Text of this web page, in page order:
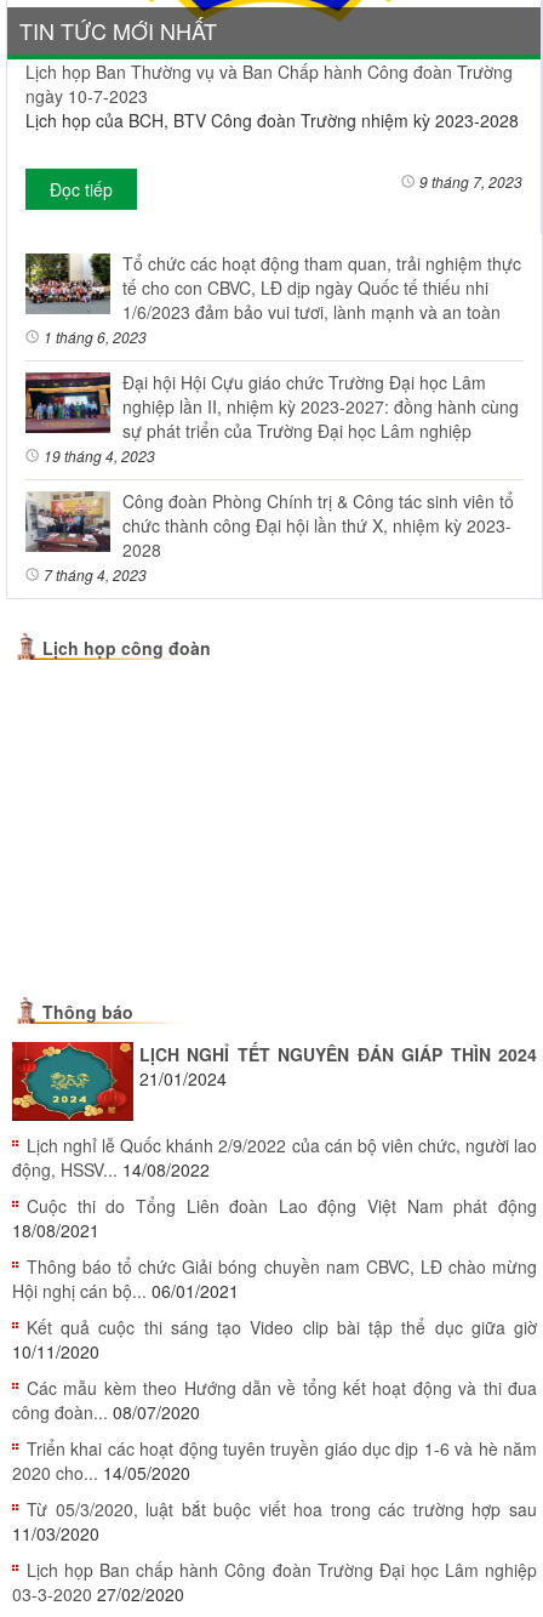
TIN TỨC MỚI NHẤT
Lịch họp Ban Thường vụ và Ban Chấp hành Công đoàn Trường
ngày 10-7-2023
Lịch họp của BCH, BTV Công đoàn Trường nhiệm kỳ 2023-2028
Đọc tiếp 9 tháng 7, 2023
Tổ chức các hoạt động tham quan, trải nghiệm thực
tế cho con CBVC, LĐ dịp ngày Quốc tế thiếu nhi
1/6/2023 đảm bảo vui tươi, lành mạnh và an toàn
1 tháng 6, 2023
Đại hội Hội Cựu giáo chức Trường Đại học Lâm
nghiệp lần II, nhiệm kỳ 2023-2027: đồng hành cùng
sự phát triển của Trường Đại học Lâm nghiệp
19 tháng 4, 2023
Công đoàn Phòng Chính trị & Công tác sinh viên tổ
chức thành công Đại hội lần thứ X, nhiệm kỳ 2023-
2028
7 tháng 4, 2023
Lịch họp công đoàn
Thông báo
LỊCH NGHỈ TẾT NGUYÊN ĐÁN GIÁP THÌN 2024
21/01/2024
Lịch nghỉ lễ Quốc khánh 2/9/2022 của cán bộ viên chức, người lao
động, HSSV... 14/08/2022
Cuộc thi do Tổng Liên đoàn Lao động Việt Nam phát động
18/08/2021
Thông báo tổ chức Giải bóng chuyền nam CBVC, LĐ chào mừng
Hội nghị cán bộ... 06/01/2021
Kết quả cuộc thi sáng tạo Video clip bài tập thể dục giữa giờ
10/11/2020
Các mẫu kèm theo Hướng dẫn về tổng kết hoạt động và thi đua
công đoàn... 08/07/2020
Triển khai các hoạt động tuyên truyền giáo dục dịp 1-6 và hè năm
2020 cho... 14/05/2020
Từ 05/3/2020, luật bắt buộc viết hoa trong các trường hợp sau
11/03/2020
Lịch họp Ban chấp hành Công đoàn Trường Đại học Lâm nghiệp
03-3-2020 27/02/2020